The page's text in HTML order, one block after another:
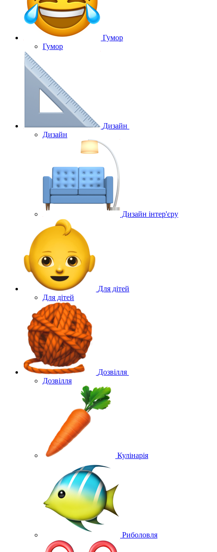
Гумор
Гумор
Дизайн
Дизайн
Дизайн інтер'єру
Для дітей
Для дітей
Дозвілля
Дозвілля
Кулінарія
Риболовля